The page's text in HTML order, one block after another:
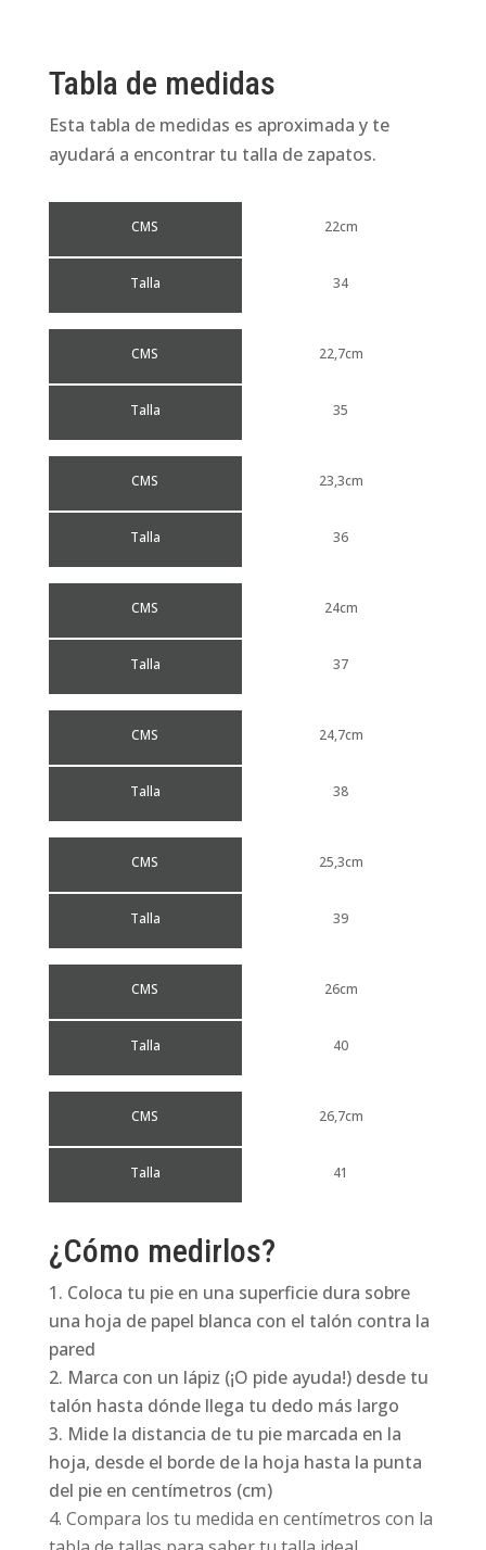
Tabla de medidas
Esta tabla de medidas es aproximada y te
ayudará a encontrar tu talla de zapatos.
CMS
Talla
22cm
34
CMS
Talla
22,7cm
35
CMS
Talla
23,3cm
36
CMS
Talla
24cm
37
CMS
Talla
24,7cm
38
CMS
Talla
25,3cm
39
CMS
Talla
26cm
40
CMS
Talla
26,7cm
41
¿Cómo medirlos?
Coloca tu pie en una superficie dura sobre
una hoja de papel blanca con el talón contra la
pared
Marca con un lápiz (¡O pide ayuda!) desde tu
talón hasta dónde llega tu dedo más largo
Mide la distancia de tu pie marcada en la
hoja, desde el borde de la hoja hasta la punta
del pie en centímetros (cm)
Compara los tu medida en centímetros con la